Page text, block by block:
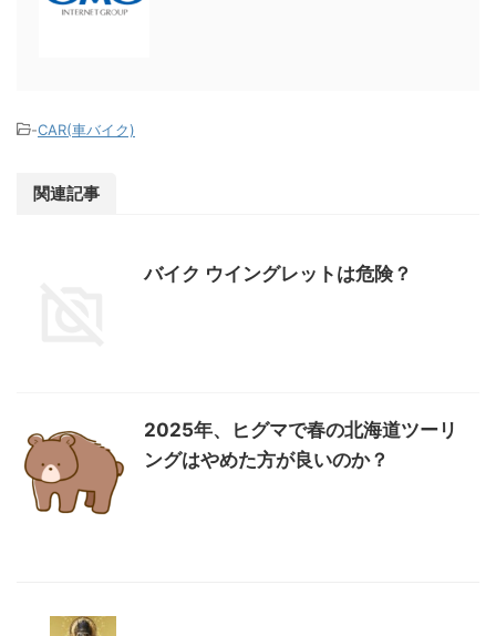
-CAR(車バイク)
関連記事
バイク ウイングレットは危険？
2025年、ヒグマで春の北海道ツーリ
ングはやめた方が良いのか？